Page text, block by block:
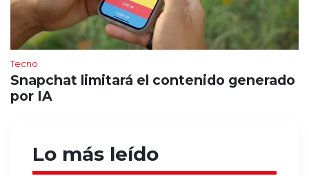
Tecno
Snapchat limitará el contenido generado
por IA
Lo más leído